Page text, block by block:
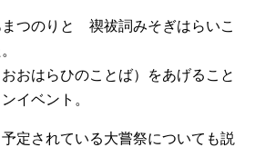
つのりと 禊祓詞みそぎはらいこ
おはらひのことば）をあげること
イベント。
定されている大嘗祭についても説